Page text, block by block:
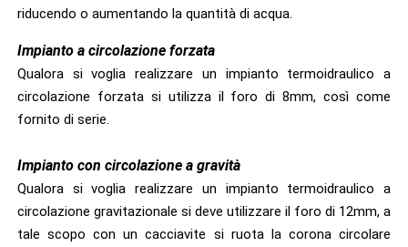
riducendo o aumentando la quantità di acqua.
Impianto a circolazione forzata
Qualora si voglia realizzare un impianto termoidraulico a
circolazione forzata si utilizza il foro di 8mm, così come
fornito di serie.
Impianto con circolazione a gravità
Qualora si voglia realizzare un impianto termoidraulico a
circolazione gravitazionale si deve utilizzare il foro di 12mm, a
tale scopo con un cacciavite si ruota la corona circolare